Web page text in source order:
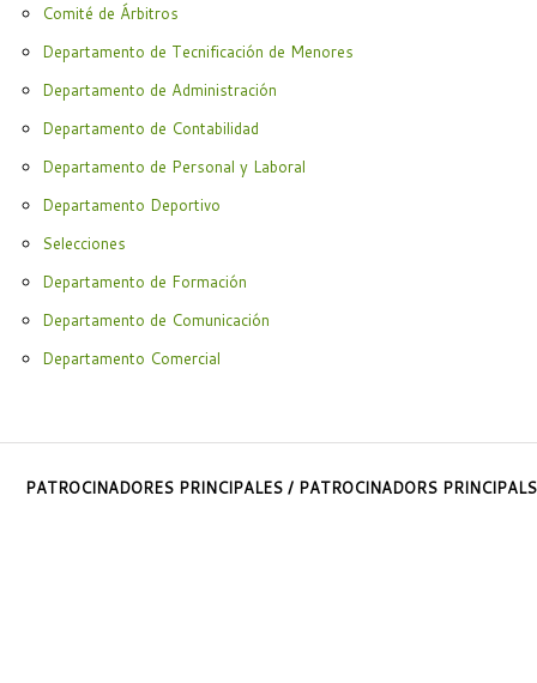
Comité de Árbitros
Departamento de Tecnificación de Menores
Departamento de Administración
Departamento de Contabilidad
Departamento de Personal y Laboral
Departamento Deportivo
Selecciones
Departamento de Formación
Departamento de Comunicación
Departamento Comercial
PATROCINADORES PRINCIPALES / PATROCINADORS PRINCIPALS